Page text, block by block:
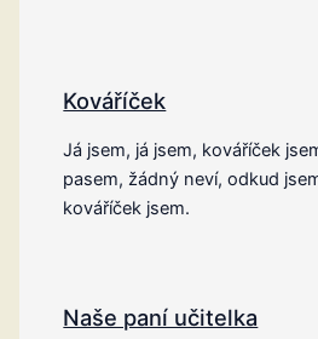
Kováříček
Já jsem, já jsem, kováříček
pasem, žádný neví, odkud
kováříček jsem.
Naše paní učitelka